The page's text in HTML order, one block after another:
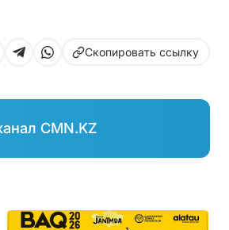
Скопировать ссылку
CMN.KZ